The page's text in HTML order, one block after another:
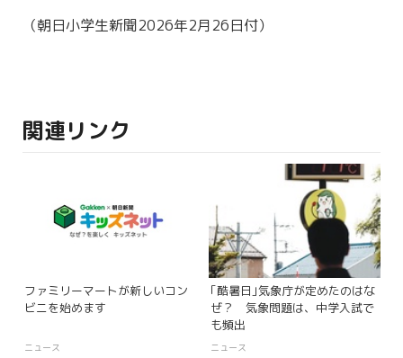
（朝日小学生新聞2026年2月26日付）
関連リンク
ファミリーマートが新しいコン
ビニを始めます
ニュース
｢酷暑日｣気象庁が定めたのはな
ぜ？ 気象問題は、中学入試で
も頻出
ニュース